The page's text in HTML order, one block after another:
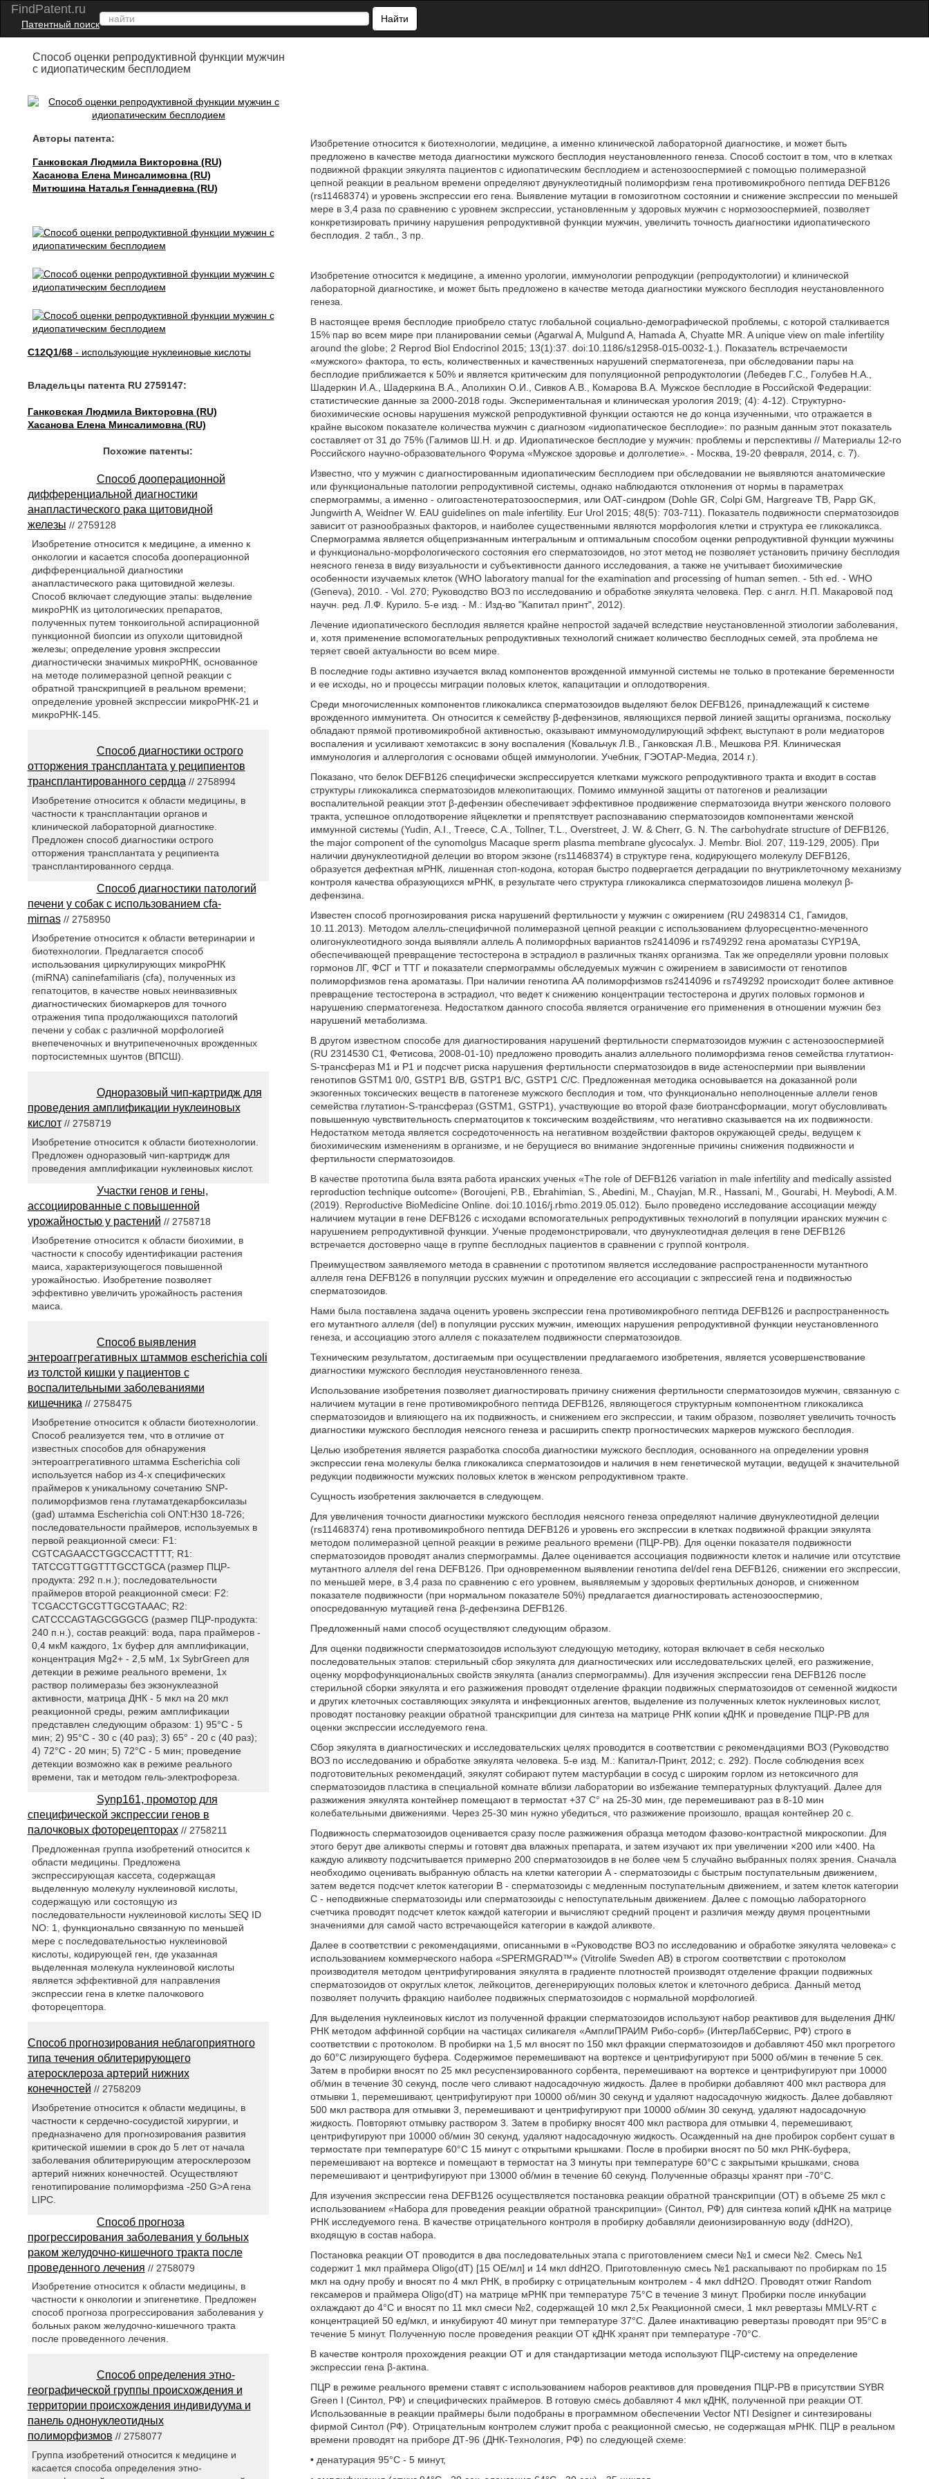
FindPatent.ru
Патентный поиск
Найти
Способ оценки репродуктивной функции мужчин
с идиопатическим бесплодием
Авторы патента:
Ганковская Людмила Викторовна (RU)
Хасанова Елена Минсалимовна (RU)
Митюшина Наталья Геннадиевна (RU)
C12Q1/68- использующие нуклеиновые кислоты
Владельцы патента RU 2759147:
Ганковская Людмила Викторовна (RU)
Хасанова Елена Минсалимовна (RU)
Изобретение относится к биотехнологии, медицине, а именно клинической лабораторной диагностике, и может быть
предложено в качестве метода диагностики мужского бесплодия неустановленного генеза. Способ состоит в том, что в клетках
подвижной фракции эякулята пациентов с идиопатическим бесплодием и астенозооспермией с помощью полимеразной
цепной реакции в реальном времени определяют двунуклеотидный полиморфизм гена противомикробного пептида DEFB126
(rs11468374) и уровень экспрессии его гена. Выявление мутации в гомозиготном состоянии и снижение экспрессии по меньшей
мере в 3,4 раза по сравнению с уровнем экспрессии, установленным у здоровых мужчин с нормозооспермией, позволяет
конкретизировать причину нарушения репродуктивной функции мужчин, увеличить точность диагностики идиопатического
бесплодия. 2 табл., 3 пр.
Изобретение относится к медицине, а именно урологии, иммунологии репродукции (репродуктологии) и клинической
лабораторной диагностике, и может быть предложено в качестве метода диагностики мужского бесплодия неустановленного
генеза.
В настоящее время бесплодие приобрело статус глобальной социально-демографической проблемы, с которой сталкивается
15% пар во всем мире при планировании семьи (Agarwal A, Mulgund A, Hamada А, Chyatte MR. A unique view on male infertility
around the globe; 2 Reprod Biol Endocrinol 2015; 13(1):37. doi:10.1186/s12958-015-0032-1.). Показатель встречаемости
«мужского» фактора, то есть, количественных и качественных нарушений сперматогенеза, при обследовании пары на
бесплодие приближается к 50% и является критическим для популяционной репродуктологии (Лебедев Г.С., Голубев Н.А.,
Шадеркин И.А., Шадеркина В.А., Аполихин О.И., Сивков А.В., Комарова В.А. Мужское бесплодие в Российской Федерации:
статистические данные за 2000-2018 годы. Экспериментальная и клиническая урология 2019; (4): 4-12). Структурно-
биохимические основы нарушения мужской репродуктивной функции остаются не до конца изученными, что отражается в
крайне высоком показателе количества мужчин с диагнозом «идиопатическое бесплодие»: по разным данным этот показатель
составляет от 31 до 75% (Галимов Ш.Н. и др. Идиопатическое бесплодие у мужчин: проблемы и перспективы // Материалы 12-го
Российского научно-образовательного Форума «Мужское здоровье и долголетие». - Москва, 19-20 февраля, 2014, с. 7).
Известно, что у мужчин с диагностированным идиопатическим бесплодием при обследовании не выявляются анатомические
или функциональные патологии репродуктивной системы, однако наблюдаются отклонения от нормы в параметрах
спермограммы, а именно - олигоастенотератозооспермия, или ОАТ-синдром (Dohle GR, Colpi GM, Hargreave ТВ, Papp GK,
Jungwirth A, Weidner W. EAU guidelines on male infertility. Eur Urol 2015; 48(5): 703-711). Показатель подвижности сперматозоидов
зависит от разнообразных факторов, и наиболее существенными являются морфология клетки и структура ее гликокаликса.
Спермограмма является общепризнанным интегральным и оптимальным способом оценки репродуктивной функции мужчины
и функционально-морфологического состояния его сперматозоидов, но этот метод не позволяет установить причину бесплодия
неясного генеза в виду визуальности и субъективности данного исследования, а также не учитывает биохимические
особенности изучаемых клеток (WHO laboratory manual for the examination and processing of human semen. - 5th ed. - WHO
(Geneva), 2010. - Vol. 270; Руководство ВОЗ по исследованию и обработке эякулята человека. Пер. с англ. Н.П. Макаровой под
научн. ред. Л.Ф. Курило. 5-е изд. - М.: Изд-во "Капитал принт", 2012).
Лечение идиопатического бесплодия является крайне непростой задачей вследствие неустановленной этиологии заболевания,
и, хотя применение вспомогательных репродуктивных технологий снижает количество бесплодных семей, эта проблема не
теряет своей актуальности во всем мире.
В последние годы активно изучается вклад компонентов врожденной иммунной системы не только в протекание беременности
и ее исходы, но и процессы миграции половых клеток, капацитации и оплодотворения.
Среди многочисленных компонентов гликокаликса сперматозоидов выделяют белок DEFB126, принадлежащий к системе
врожденного иммунитета. Он относится к семейству β-дефензинов, являющихся первой линией защиты организма, поскольку
обладают прямой противомикробной активностью, оказывают иммуномодулирующий эффект, выступают в роли медиаторов
воспаления и усиливают хемотаксис в зону воспаления (Ковальчук Л.В., Ганковская Л.В., Мешкова Р.Я. Клиническая
иммунология и аллергология с основами общей иммунологии. Учебник, ГЭОТАР-Медиа, 2014 г.).
Показано, что белок DEFB126 специфически экспрессируется клетками мужского репродуктивного тракта и входит в состав
структуры гликокаликса сперматозоидов млекопитающих. Помимо иммунной защиты от патогенов и реализации
воспалительной реакции этот β-дефензин обеспечивает эффективное продвижение сперматозоида внутри женского полового
тракта, успешное оплодотворение яйцеклетки и препятствует распознаванию сперматозоидов компонентами женской
иммунной системы (Yudin, А.I., Тгеесе, С.A., Tollner, Т.L., Overstreet, J. W. & Cherr, G. N. The carbohydrate structure of DEFB126,
the major component of the cynomolgus Macaque sperm plasma membrane glycocalyx. J. Membr. Biol. 207, 119-129, 2005). При
наличии двунуклеотидной делеции во втором экзоне (rs11468374) в структуре гена, кодирующего молекулу DEFB126,
образуется дефектная мРНК, лишенная стоп-кодона, которая быстро подвергается деградации по внутриклеточному механизму
контроля качества образующихся мРНК, в результате чего структура гликокаликса сперматозоидов лишена молекул β-
дефензина.
Известен способ прогнозирования риска нарушений фертильности у мужчин с ожирением (RU 2498314 С1, Гамидов,
10.11.2013). Методом алелль-специфичной полимеразной цепной реакции с использованием флуоресцентно-меченного
олигонуклеотидного зонда выявляли аллель А полиморфных вариантов rs2414096 и rs749292 гена ароматазы CYP19A,
обеспечивающей превращение тестостерона в эстрадиол в различных тканях организма. Так же определяли уровни половых
гормонов ЛГ, ФСГ и ТТГ и показатели спермограммы обследуемых мужчин с ожирением в зависимости от генотипов
полиморфизмов гена ароматазы. При наличии генотипа АА полиморфизмов rs2414096 и rs749292 происходит более активное
превращение тестостерона в эстрадиол, что ведет к снижению концентрации тестостерона и других половых гормонов и
нарушению сперматогенеза. Недостатком данного способа является ограничение его применения в отношении мужчин без
нарушений метаболизма.
В другом известном способе для диагностирования нарушений фертильности сперматозоидов мужчин с астенозооспермией
(RU 2314530 С1, Фетисова, 2008-01-10) предложено проводить анализ аллельного полиморфизма генов семейства глутатион-
S-трансфераз M1 и P1 и подсчет риска нарушения фертильности сперматозоидов в виде астеноспермии при выявлении
генотипов GSTM1 0/0, GSTP1 В/В, GSTP1 В/С, GSTP1 С/С. Предложенная методика основывается на доказанной роли
экзогенных токсических веществ в патогенезе мужского бесплодия и том, что функционально неполноценные аллели генов
семейства глутатион-S-трансфераз (GSTM1, GSTP1), участвующие во второй фазе биотрансформации, могут обусловливать
повышенную чувствительность сперматоцитов к токсическим воздействиям, что негативно сказывается на их подвижности.
Недостатком метода является сосредоточенность на негативном воздействии факторов окружающей среды, ведущем к
биохимическим изменениям в организме, и не берущиеся во внимание эндогенные причины снижения подвижности и
фертильности сперматозоидов.
В качестве прототипа была взята работа иранских ученых «The role of DEFB126 variation in male infertility and medically assisted
reproduction technique outcome» (Boroujeni, P.В., Ebrahimian, S., Abedini, M., Chayjan, M.R., Hassani, M., Gourabi, H. Meybodi, A.M.
(2019). Reproductive BioMedicine Online. doi:10.1016/j.rbmo.2019.05.012). Было проведено исследование ассоциации между
наличием мутации в гене DEFB126 с исходами вспомогательных репродуктивных технологий в популяции иранских мужчин с
нарушением репродуктивной функции. Ученые продемонстрировали, что двунуклеотидная делеция в гене DEFB126
встречается достоверно чаще в группе бесплодных пациентов в сравнении с группой контроля.
Преимуществом заявляемого метода в сравнении с прототипом является исследование распространенности мутантного
аллеля гена DEFB126 в популяции русских мужчин и определение его ассоциации с экпрессией гена и подвижностью
сперматозоидов.
Нами была поставлена задача оценить уровень экспрессии гена противомикробного пептида DEFB126 и распространенность
его мутантного аллеля (del) в популяции русских мужчин, имеющих нарушения репродуктивной функции неустановленного
генеза, и ассоциацию этого аллеля с показателем подвижности сперматозоидов.
Техническим результатом, достигаемым при осуществлении предлагаемого изобретения, является усовершенствование
диагностики мужского бесплодия неустановленного генеза.
Использование изобретения позволяет диагностировать причину снижения фертильности сперматозоидов мужчин, связанную с
наличием мутации в гене противомикробного пептида DEFB126, являющегося структурным компонентном гликокаликса
сперматозоидов и влияющего на их подвижность, и снижением его экспрессии, и таким образом, позволяет увеличить точность
диагностики мужского бесплодия неясного генеза и расширить спектр прогностических маркеров мужского бесплодия.
Целью изобретения является разработка способа диагностики мужского бесплодия, основанного на определении уровня
экспрессии гена молекулы белка гликокаликса сперматозоидов и наличия в нем генетической мутации, ведущей к значительной
редукции подвижности мужских половых клеток в женском репродуктивном тракте.
Сущность изобретения заключается в следующем.
Для увеличения точности диагностики мужского бесплодия неясного генеза определяют наличие двунуклеотидной делеции
(rs11468374) гена противомикробного пептида DEFB126 и уровень его экспрессии в клетках подвижной фракции эякулята
методом полимеразной цепной реакции в режиме реального времени (ПЦР-РВ). Для оценки показателя подвижности
сперматозоидов проводят анализ спермограммы. Далее оценивается ассоциация подвижности клеток и наличие или отсутствие
мутантного аллеля del гена DEFB126. При одновременном выявлении генотипа del/del гена DEFB126, снижении его экспрессии,
по меньшей мере, в 3,4 раза по сравнению с его уровнем, выявляемым у здоровых фертильных доноров, и сниженном
показателе подвижности (при нормальном показателе 50%) предлагается диагностировать астенозооспермию,
опосредованную мутацией гена β-дефензина DEFB126.
Предложенный нами способ осуществляют следующим образом.
Для оценки подвижности сперматозоидов используют следующую методику, которая включает в себя несколько
последовательных этапов: стерильный сбор эякулята для диагностических или исследовательских целей, его разжижение,
оценку морфофункциональных свойств эякулята (анализ спермограммы). Для изучения экспрессии гена DEFB126 после
стерильной сборки эякулята и его разжижения проводят отделение фракции подвижных сперматозоидов от семенной жидкости
и других клеточных составляющих эякулята и инфекционных агентов, выделение из полученных клеток нуклеиновых кислот,
проводят постановку реакции обратной транскрипции для синтеза на матрице РНК копии кДНК и проведение ПЦР-РВ для
оценки экспрессии исследуемого гена.
Сбор эякулята в диагностических и исследовательских целях проводится в соответствии с рекомендациями ВОЗ (Руководство
ВОЗ по исследованию и обработке эякулята человека. 5-е изд. М.: Капитал-Принт, 2012; с. 292). После соблюдения всех
подготовительных рекомендаций, эякулят собирают путем мастурбации в сосуд с широким горлом из нетоксичного для
сперматозоидов пластика в специальной комнате вблизи лаборатории во избежание температурных флуктуаций. Далее для
разжижения эякулята контейнер помещают в термостат +37 С° на 25-30 мин, где перемешивают раз в 8-10 мин
колебательными движениями. Через 25-30 мин нужно убедиться, что разжижение произошло, вращая контейнер 20 с.
Подвижность сперматозоидов оценивается сразу после разжижения образца методом фазово-контрастной микроскопии. Для
этого берут две аликвоты спермы и готовят два влажных препарата, и затем изучают их при увеличении ×200 или ×400. На
каждую аликвоту подсчитывается примерно 200 сперматозоидов в не более чем 5 случайно выбранных полях зрения. Сначала
необходимо оценивать выбранную область на клетки категории А - сперматозоиды с быстрым поступательным движением,
затем ведется подсчет клеток категории В - сперматозоиды с медленным поступательным движением, и затем клеток категории
С - неподвижные сперматозоиды или сперматозоиды с непоступательным движением. Далее с помощью лабораторного
счетчика проводят подсчет клеток каждой категории и вычисляют средний процент и различия между двумя процентными
значениями для самой часто встречающейся категории в каждой аликвоте.
Далее в соответствии с рекомендациями, описанными в «Руководстве ВОЗ по исследованию и обработке эякулята человека» с
использованием коммерческого набора «SPERMGRAD™» (Vitrolife Sweden АВ) в строгом соответствии с протоколом
производителя методом центрифугирования эякулята в градиенте плотностей производят отделение фракции подвижных
сперматозоидов от округлых клеток, лейкоцитов, дегенерирующих половых клеток и клеточного дебриса. Данный метод
позволяет получить фракцию наиболее подвижных сперматозоидов с нормальной морфологией.
Для выделения нуклеиновых кислот из полученной фракции сперматозоидов используют набор реактивов для выделения ДНК/
РНК методом аффинной сорбции на частицах силикагеля «АмплиПРАИМ Рибо-сорб» (ИнтерЛабСервис, РФ) строго в
соответствии с протоколом. В пробирки на 1,5 мл вносят по 150 мкл фракции сперматозоидов и добавляют 450 мкл прогретого
до 60°С лизирующего буфера. Содержимое перемешивают на вортексе и центрифугируют при 5000 об/мин в течение 5 сек.
Затем в пробирки вносят по 25 мкл ресуспензированного сорбента, перемешивают на вортексе и центрифугируют при 10000
об/мин в течение 30 секунд, после чего сливают надосадочную жидкость. Далее в пробирки добавляют 400 мкл раствора для
отмывки 1, перемешивают, центрифугируют при 10000 об/мин 30 секунд и удаляют надосадочную жидкость. Далее добавляют
500 мкл раствора для отмывки 3, перемешивают и центрифугируют при 10000 об/мин 30 секунд, удаляют надосадочную
жидкость. Повторяют отмывку раствором 3. Затем в пробирку вносят 400 мкл раствора для отмывки 4, перемешивают,
центрифугируют при 10000 об/мин 30 секунд, удаляют надосадочную жидкость. Осажденный на дне пробирок сорбент сушат в
термостате при температуре 60°С 15 минут с открытыми крышками. После в пробирки вносят по 50 мкл РНК-буфера,
перемешивают на вортексе и помещают в термостат на 3 минуты при температуре 60°С с закрытыми крышками, снова
перемешивают и центрифугируют при 13000 об/мин в течение 60 секунд. Полученные образцы хранят при -70°С.
Для изучения экспрессии гена DEFB126 осуществляется постановка реакции обратной транскрипции (ОТ) в объеме 25 мкл с
использованием «Набора для проведения реакции обратной транскрипции» (Синтол, РФ) для синтеза копий кДНК на матрице
РНК исследуемого гена. В качестве отрицательного контроля в пробирку добавляли деионизированную воду (ddH2O),
входящую в состав набора.
Постановка реакции ОТ проводится в два последовательных этапа с приготовлением смеси №1 и смеси №2. Смесь №1
содержит 1 мкл праймера Oligo(dT) [15 ОЕ/мл] и 14 мкл ddH2O. Приготовленную смесь №1 раскапывают по пробиркам по 15
мкл на одну пробу и вносят по 4 мкл РНК, в пробирку с отрицательным контролем - 4 мкл ddH2O. Проводят отжиг Random
гексамеров и праймера Oligo(dT) на матрице мРНК при температуре 75°С в течение 3 минут. Пробирки после инкубации
охлаждают до 4°С и вносят по 11 мкл смеси №2, содержащей 10 мкл 2,5х Реакционной смеси, 1 мкл ревертазы MMLV-RT с
концентрацией 50 ед/мкл, и инкубируют 40 минут при температуре 37°С. Далее инактивацию ревертазы проводят при 95°С в
течение 5 минут. Полученную после проведения реакции ОТ кДНК хранят при температуре -70°С.
В качестве контроля прохождения реакции ОТ и для стандартизации метода используют ПЦР-систему на определение
экспрессии гена β-актина.
ПЦР в режиме реального времени ставят с использованием наборов реактивов для проведения ПЦР-РВ в присутствии SYBR
Green I (Синтол, РФ) и специфических праймеров. В готовую смесь добавляют 4 мкл кДНК, полученной при реакции ОТ.
Использованные в реакции праймеры были подобраны в программном обеспечении Vector NTI Designer и синтезированы
фирмой Синтол (РФ). Отрицательным контролем служит проба с реакционной смесью, не содержащая мРНК. ПЦР в реальном
времени проводят на приборе ДТ-96 (ДНК-Технология, РФ) по следующей схеме:
• денатурация 95°С - 5 минут,
Похожие патенты:
Способ дооперационной
дифференциальной диагностики
анапластического рака щитовидной
железы // 2759128
Изобретение относится к медицине, а именно к
онкологии и касается способа дооперационной
дифференциальной диагностики
анапластического рака щитовидной железы.
Способ включает следующие этапы: выделение
микроРНК из цитологических препаратов,
полученных путем тонкоигольной аспирационной
пункционной биопсии из опухоли щитовидной
железы; определение уровня экспрессии
диагностически значимых микроРНК, основанное
на методе полимеразной цепной реакции с
обратной транскрипцией в реальном времени;
определение уровней экспрессии микроРНК-21 и
микроРНК-145.
Способ диагностики острого
отторжения трансплантата у реципиентов
трансплантированного сердца // 2758994
Изобретение относится к области медицины, в
частности к трансплантации органов и
клинической лабораторной диагностике.
Предложен способ диагностики острого
отторжения трансплантата у реципиента
трансплантированного сердца.
Способ диагностики патологий
печени у собак с использованием cfa-
mirnas// 2758950
Изобретение относится к области ветеринарии и
биотехнологии. Предлагается способ
использования циркулирующих микроРНК
(miRNA) caninefamiliaris (cfa), полученных из
гепатоцитов, в качестве новых неинвазивных
диагностических биомаркеров для точного
отражения типа продолжающихся патологий
печени у собак с различной морфологией
внепеченочных и внутрипеченочных врожденных
портосистемных шунтов (ВПСШ).
Одноразовый чип-картридж для
проведения амплификации нуклеиновых
кислот// 2758719
Изобретение относится к области биотехнологии.
Предложен одноразовый чип-картридж для
проведения амплификации нуклеиновых кислот.
Участки генов и гены,
ассоциированные с повышенной
урожайностью у растений // 2758718
Изобретение относится к области биохимии, в
частности к способу идентификации растения
маиса, характеризующегося повышенной
урожайностью. Изобретение позволяет
эффективно увеличить урожайность растения
маиса.
Способ выявления
энтероаггрегативных штаммов escherichia coli
из толстой кишки у пациентов с
воспалительными заболеваниями
кишечника // 2758475
Изобретение относится к области биотехнологии.
Способ реализуется тем, что в отличие от
известных способов для обнаружения
энтероаггрегативного штамма Escherichia coli
используется набор из 4-х специфических
праймеров к уникальному сочетанию SNP-
полиморфизмов гена глутаматдекарбоксилазы
(gad) штамма Escherichia coli ONT:H30 18-726;
последовательности праймеров, используемых в
первой реакционной смеси: F1:
CGTCAGAACCTGGCCACTTTT; R1:
TATCCGTTGGTTTGCCTGCA (размер ПЦР-
продукта: 292 п.н.); последовательности
праймеров второй реакционной смеси: F2:
TCGACCTGCGTTGCGTAAAC; R2:
CATCCCAGTAGCGGGCG (размер ПЦР-продукта:
240 п.н.), состав реакций: вода, пара праймеров -
0,4 мкМ каждого, 1х буфер для амплификации,
концентрация Mg2+ - 2,5 мМ, 1х SybrGreen для
детекции в режиме реального времени, 1х
раствор полимеразы без экзонуклеазной
активности, матрица ДНК - 5 мкл на 20 мкл
реакционной среды, режим амплификации
представлен следующим образом: 1) 95°С - 5
мин; 2) 95°С - 30 с (40 раз); 3) 65° - 20 с (40 раз);
4) 72°С - 20 мин; 5) 72°С - 5 мин; проведение
детекции возможно как в режиме реального
времени, так и методом гель-электрофореза.
Synp161, промотор для
специфической экспрессии генов в
палочковых фоторецепторах// 2758211
Предложенная группа изобретений относится к
области медицины. Предложена
экспрессирующая кассета, содержащая
выделенную молекулу нуклеиновой кислоты,
содержащую или состоящую из
последовательности нуклеиновой кислоты SEQ ID
NO: 1, функционально связанную по меньшей
мере с последовательностью нуклеиновой
кислоты, кодирующей ген, где указанная
выделенная молекула нуклеиновой кислоты
является эффективной для направления
экспрессии гена в клетке палочкового
фоторецептора.
Способ прогнозирования неблагоприятного
типа течения облитерирующего
атеросклероза артерий нижних
конечностей // 2758209
Изобретение относится к области медицины, в
частности к сердечно-сосудистой хирургии, и
предназначено для прогнозирования развития
критической ишемии в срок до 5 лет от начала
заболевания облитерирующим атеросклерозом
артерий нижних конечностей. Осуществляют
генотипирование полиморфизма -250 G>A гена
LIPC.
Способ прогноза
прогрессирования заболевания у больных
раком желудочно-кишечного тракта после
проведенного лечения // 2758079
Изобретение относится к области медицины, в
частности к онкологии и эпигенетике. Предложен
способ прогноза прогрессирования заболевания у
больных раком желудочно-кишечного тракта
после проведенного лечения.
Способ определения этно-
географической группы происхождения и
территории происхождения индивидуума и
панель однонуклеотидных
полиморфизмов // 2758077
Группа изобретений относится к медицине и
касается способа определения этно-